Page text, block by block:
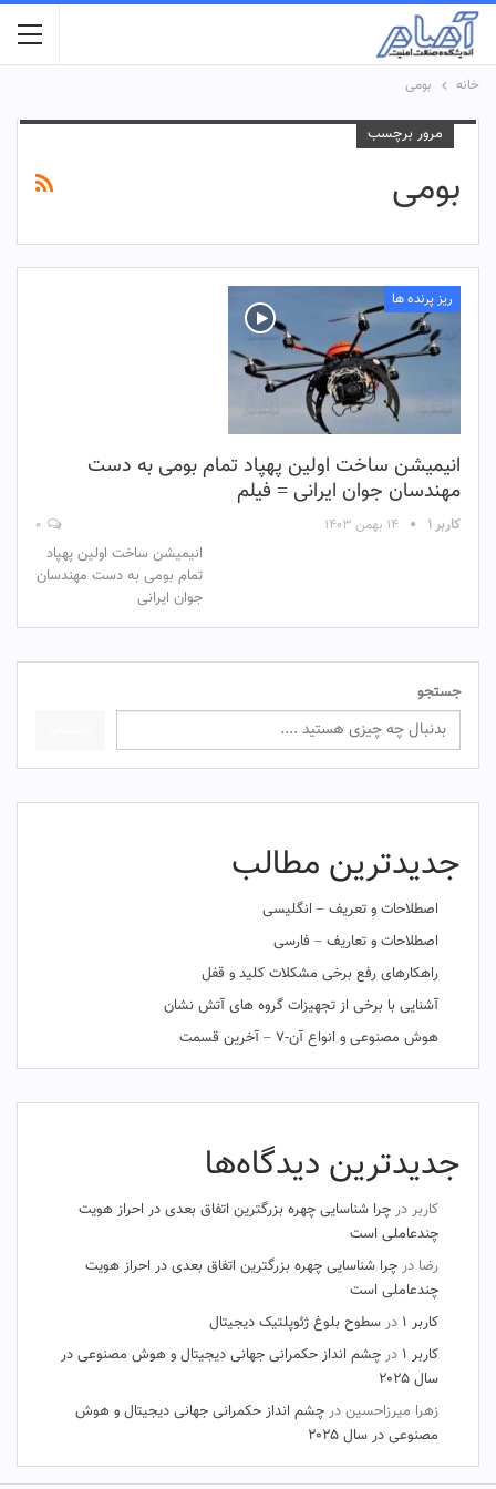
خانه بومی
مرور برچسب
بومی
ریز پرنده ها
انیمیشن ساخت اولین پهپاد تمام بومی به دست
مهندسان جوان ایرانی = فیلم
کاربر ۱ ۱۴ بهمن ۱۴۰۳
انیمیشن ساخت اولین پهپاد
تمام بومی به دست مهندسان
جوان ایرانی
جستجو
جدیدترین مطالب
اصطلاحات و تعریف – انگلیسی
اصطلاحات و تعاریف – فارسی
راهکارهای رفع برخی مشکلات کلید و قفل
آشنایی با برخی از تجهیزات گروه های آتش نشان
هوش مصنوعی و انواع آن-۷ – آخرین قسمت
جدیدترین دیدگاه‌ها
کاربر در چرا شناسایی چهره بزرگترین اتفاق بعدی در احراز هویت
چندعاملی است
رضا در چرا شناسایی چهره بزرگترین اتفاق بعدی در احراز هویت
چندعاملی است
کاربر ۱
در سطوح بلوغ ژئوپلتیک دیجیتال
کاربر ۱
در چشم‌ انداز حکمرانی جهانی دیجیتال و هوش مصنوعی در
سال ۲۰۲۵
زهرا میرزاحسین در چشم‌ انداز حکمرانی جهانی دیجیتال و هوش
مصنوعی در سال ۲۰۲۵